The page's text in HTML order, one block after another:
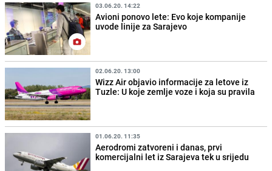
03.06.20. 14:22
Avioni ponovo lete: Evo koje kompanije
uvode linije za Sarajevo
02.06.20. 13:00
Wizz Air objavio informacije za letove iz
Tuzle: U koje zemlje voze i koja su pravila
01.06.20. 11:35
Aerodromi zatvoreni i danas, prvi
komercijalni let iz Sarajeva tek u srijedu